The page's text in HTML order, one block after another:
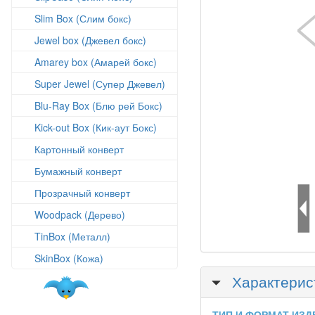
Slim Box (Слим бокс)
Jewel box (Джевел бокс)
Amarey box (Амарей бокс)
Super Jewel (Супер Джевел)
Blu-Ray Box (Блю рей Бокс)
Kick-out Box (Кик-аут Бокс)
Картонный конверт
Бумажный конверт
Прозрачный конверт
Woodpack (Дерево)
TinBox (Металл)
SkinBox (Кожа)
Скрыть